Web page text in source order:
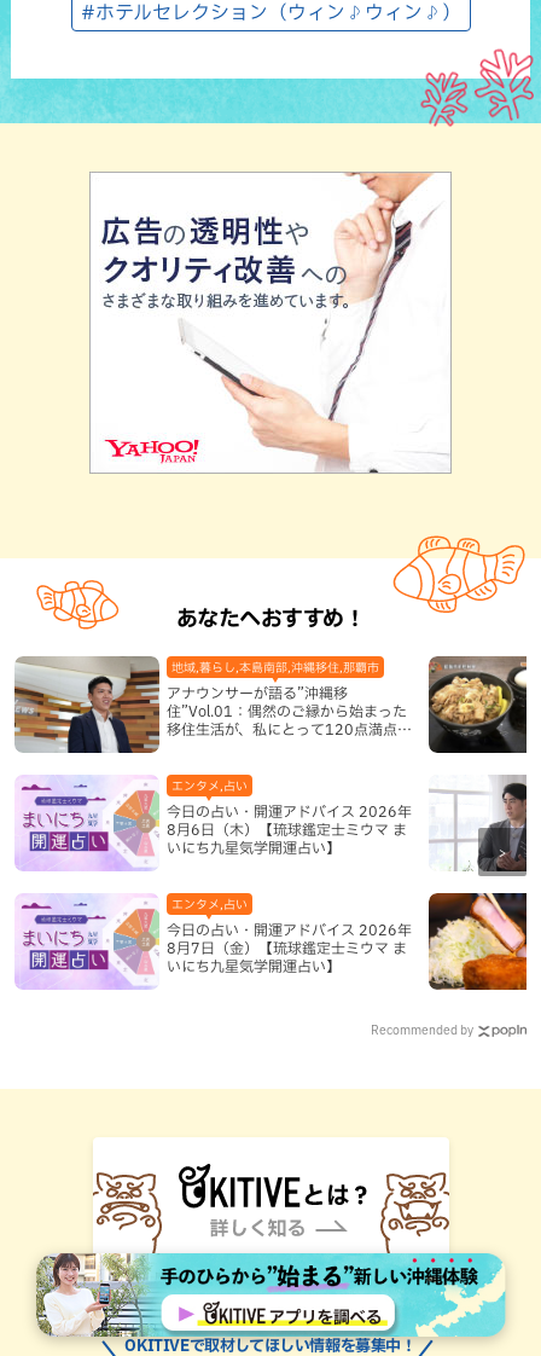
#ホテルセレクション（ウィン♪ウィン♪）
あなたへおすすめ！
アナウンサーが語る”沖縄移
住”Vol.01：偶然のご縁から始まった
移住生活が、私にとって120点満点に
地域,暮らし,本島南部,沖縄移住,那覇市
今日の占い・開運アドバイス 2026年
8月6日（木）【琉球鑑定士ミウマ ま
いにち九星気学開運占い】
エンタメ,占い
今日の占い・開運アドバイス 2026年
8月7日（金）【琉球鑑定士ミウマ ま
いにち九星気学開運占い】
エンタメ,占い
Recommended by
OKITIVEで取材してほしい情報を募集中！